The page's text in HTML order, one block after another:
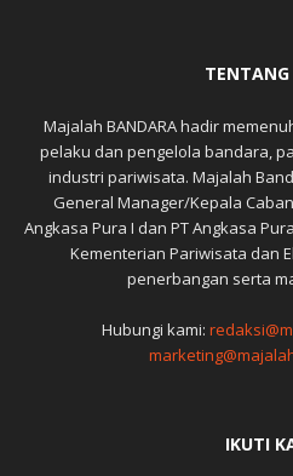
Majalah BANDARA hadir
pelaku dan pengelola bandara,
industri pariwisata. Majalah
General Manager/Kepala
Angkasa Pura I dan PT Angkasa
Kementerian Pariwisata dan
penerbangan serta
Hubungi kami:
IKUTI